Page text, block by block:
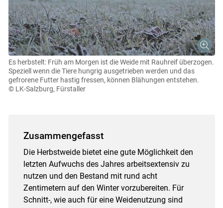
Es herbstelt: Früh am Morgen ist die Weide mit Rauhreif überzogen.
Speziell wenn die Tiere hungrig ausgetrieben werden und das
gefrorene Futter hastig fressen, können Blähungen entstehen.
© LK-Salzburg, Fürstaller
Zusammengefasst
Die Herbstweide bietet eine gute Möglichkeit den
letzten Aufwuchs des Jahres arbeitsextensiv zu
nutzen und den Bestand mit rund acht
Zentimetern auf den Winter vorzubereiten. Für
Schnitt-, wie auch für eine Weidenutzung sind